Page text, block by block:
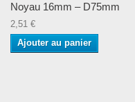
Noyau 16mm – D75mm
2,51 €
Ajouter au panier